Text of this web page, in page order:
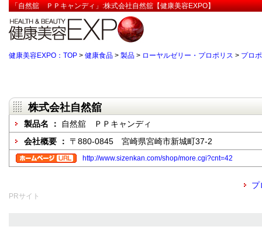
「自然舘 ＰＰキャンディ」:株式会社自然舘【健康美容EXPO】
健康美容EXPO：TOP > 健康食品 > 製品 > ローヤルゼリー・プロポリス > プロ
株式会社自然舘
製品名 ：
自然舘 ＰＰキャンディ
会社概要 ： 〒880-0845 宮崎県宮崎市新城町37-2
http://www.sizenkan.com/shop/more.cgi?cnt=42
プ
PRサイト